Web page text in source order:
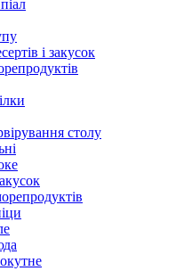
і закусок
столу